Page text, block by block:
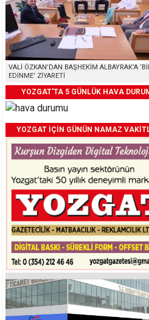
VALİ ÖZKAN’DAN BAŞHEKİM ALBAYRAK’A
EDİNME’ ZİYARETİ
YOZGAT'TA 5 GÜNLÜK HAVA
YOZGAT İÇİN GÜNÜN NAMAZ